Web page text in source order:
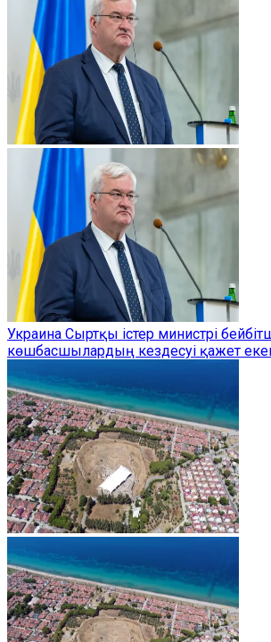
Украина Сыртқы істер министрі
көшбасшылардың кездесуі қажет